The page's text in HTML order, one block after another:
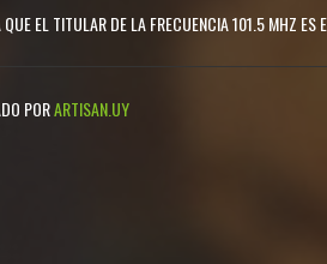
EL TITULAR DE LA FRECUENCIA 101.5 MHZ ES
PORARTISAN.UY